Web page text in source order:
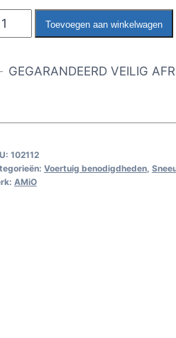
Toevoegen aan winkelwagen
GEGARANDEERD VEILIG
102112
Voertuig benodigdheden,
AMiO